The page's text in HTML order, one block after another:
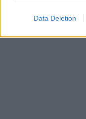
Data Deletion